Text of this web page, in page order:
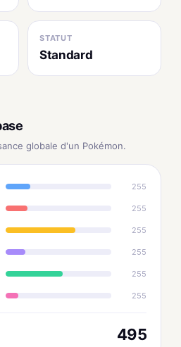
STATUT
Standard
globale d'un Pokémon.
255
255
255
255
255
255
495